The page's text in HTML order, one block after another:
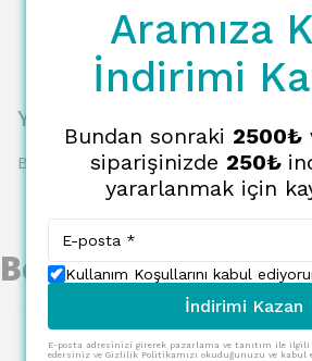
Yorumlar
Bu ürün için henüz yorum yapılmamış.
Benzer Ürünler
Aramıza
İndirimi
Bundan sonraki 2500₺
siparişinizde 250₺
yararlanmak için
Kullanım Koşullarını kabul
İndirimi Kazan
E-posta adresinizi girerek pazarlama ve tanıtım ile
edersiniz ve Gizlilik Politikamızı okuduğunuzu ve kabul